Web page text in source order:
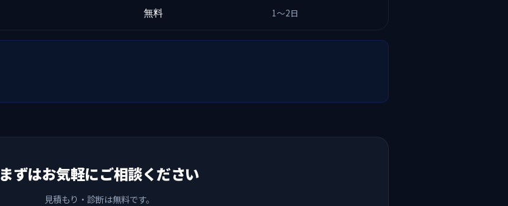
無料 1〜2日
まずはお気軽にご相談ください
見積もり・診断は無料です。